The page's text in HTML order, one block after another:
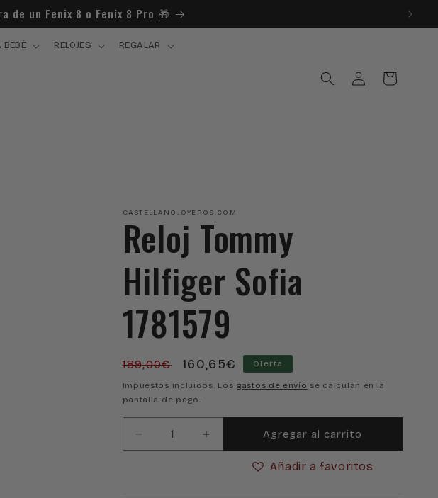
de un Fenix 8 o Fenix 8 Pro 🎁​
BEBÉ RELOJES REGALAR
Iniciar
sesión
Carrito
CASTELLANOJOYEROS.COM
Reloj Tommy
Hilfiger Sofia
1781579
Precio
habitual
189,00€
Precio
de
oferta
160,65€ Oferta
Impuestos incluidos. Los gastos de envío se calculan en la
pantalla de pago.
Reducir
cantidad
Aumentar
cantidad
Agregar al carrito
Añadir a favoritos